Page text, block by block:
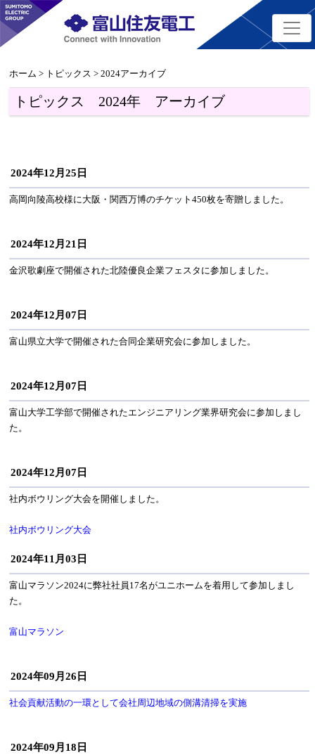
ホーム > トピックス > 2024アーカイブ
トピックス 2024年 アーカイブ
2024年12月25日
高岡向陵高校様に大阪・関西万博のチケット450枚を寄贈しました。
2024年12月21日
金沢歌劇座で開催された北陸優良企業フェスタに参加しました。
2024年12月07日
富山県立大学で開催された合同企業研究会に参加しました。
2024年12月07日
富山大学工学部で開催されたエンジニアリング業界研究会に参加しまし
た。
2024年12月07日
社内ボウリング大会を開催しました。
社内ボウリング大会
2024年11月03日
富山マラソン2024に弊社社員17名がユニホームを着用して参加しまし
た。
富山マラソン
2024年09月26日
社会貢献活動の一環として会社周辺地域の側溝清掃を実施
2024年09月18日